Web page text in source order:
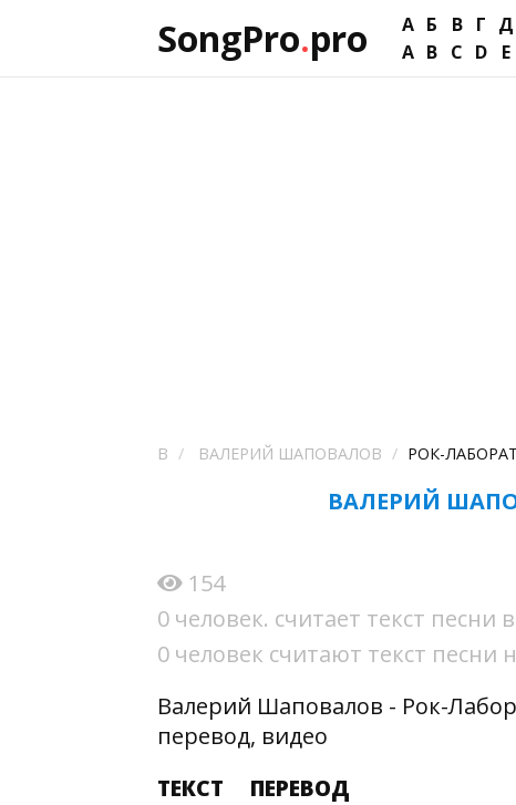
SongPro.pro А Б В Г Д
A B C D E
В ВАЛЕРИЙ ШАПОВАЛОВ РОК-
ВАЛЕРИЙ
154
0 человек. считает текст песни
0 человек считают текст песни
Валерий Шаповалов - Рок-
перевод, видео
ТЕКСТ
ПЕРЕВОД